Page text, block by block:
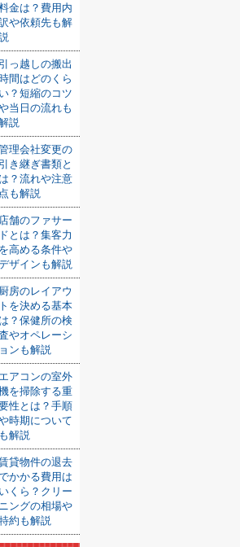
金は？費用内
や依頼先も解
引っ越しの搬出
間はどのくら
い？短縮のコツ
当日の流れも
説
理会社変更の
引き継ぎ書類と
は？流れや注意
点も解説
店舗のファサー
ドとは？集客力
を高める条件や
ザインも解説
厨房のレイアウ
トを決める基本
は？保健所の検
やオペレーシ
ョンも解説
エアコンの室外
を掃除する重
性とは？手順
時期について
も解説
貸物件の退去
かかる費用は
いくら？クリー
ニングの相場や
約も解説